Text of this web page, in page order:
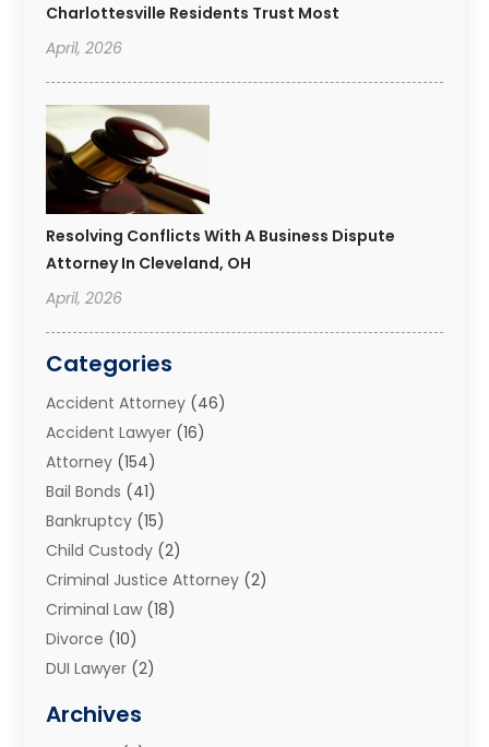
Charlottesville Residents Trust Most
April, 2026
Resolving Conflicts With A Business Dispute
Attorney In Cleveland, OH
April, 2026
Categories
Accident Attorney (46)
Accident Lawyer (16)
Attorney (154)
Bail Bonds (41)
Bankruptcy (15)
Child Custody (2)
Criminal Justice Attorney (2)
Criminal Law (18)
Divorce (10)
DUI Lawyer (2)
Estate Planning Attorney
Archives